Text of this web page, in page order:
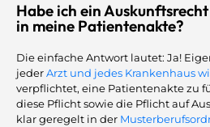
Habe ich ein
in meine Patientenakte?
Die einfache Antwort lautet: Ja!
jederArzt und jedes Krankenhaus
verpflichtet, eine Patientenakte zu
diese Pflicht sowie die Pflicht auf
klar geregelt in der